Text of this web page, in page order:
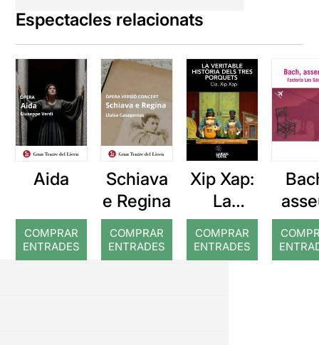
Espectacles relacionats
Aida
COMPRAR
ENTRADES
Schiava
e Regina
COMPRAR
ENTRADES
Xip Xap:
La
veritable
història
dels tres
COMPRAR
ENTRADES
te!